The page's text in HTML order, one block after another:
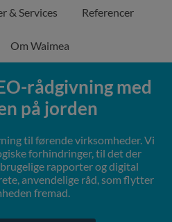
& Services Referencer
Om Waimea
rådgivning med
på jorden
til førende virksomheder. Vi
forhindringer, til det der
rapporter og digital
anvendelige råd, som flytter
fremad.